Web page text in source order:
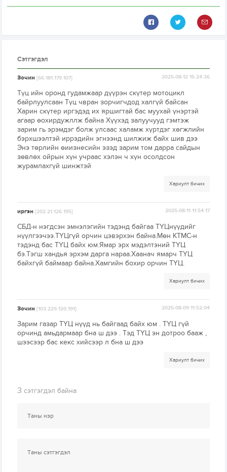
Сэтгэгдэл
Зочин[66.181.179.107] 2025-08-12 15:24:36
Түц ийн оронд гудамжаар дүүрэн скүтер мотоцикл
байрлуулсаан Түц чвран зорчигчдод халгүй байсан
Харин скүтер иргэдэд их яршигтай бас муухай үнэртэй
агаар өохирдужллж байна Хүүхэд залуучууд гэмтэж
зарим гь эрэмдэг болж улсаас халамж хүртдэг хөгжлийн
бэрхшээлтэй иррэдийн эгнээнд шилжиж байх шив дээ
Энэ төрлийн өиизнесийн эзэд зарим том дарра сайдын
зөвлөх ойрын хүн учраас хэлэн ч хүн осолдсон
журамлахгүй шинжтэй
Хариулт бичих
иргэн[202.21.126.195] 2025-08-11 11:54:17
СБД-н нэгдсэн эмнэлэгийн тэдэнд байгаа ТҮЦнүүдийг
нүүлгээчээ.ТҮЦгүй орчин цэвэрхэн байна.Мөн КТМС-н
тэдэнд бас ТҮЦ байх юм.Ямар эрх мэдэлтэний ТҮЦ
бэ.Тэгш хандья эрхэм дарга нараа.Хаанач ямарч ТҮЦ
байхгүй баймаар байна.Хамгийн бохир орчин ТҮЦ.
Хариулт бичих
Зочин[103.229.120.191] 2025-08-09 11:52:04
Зарим газар ТҮЦ нүүд нь байгаад байх юм . ТҮЦ гүй
орчинд амьдармаар бна ш дээ . Тэд ТҮЦ эн дотроо бааж ,
шээсээр бас кекс хийсээр л бна ш дээ
Хариулт бичих
3 сэтгэгдэл байна